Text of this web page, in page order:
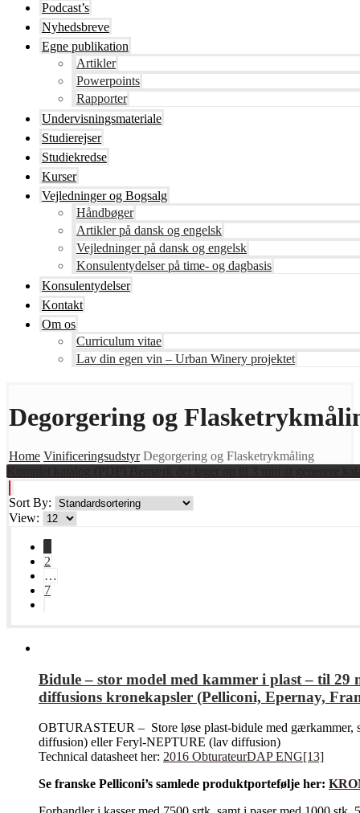
Podcast’s
Nyhedsbreve
Egne publikation
Artikler
Powerpoints
Rapporter
Undervisningsmateriale
Studierejser
Studiekredse
Kurser
Vejledninger og Bogsalg
Håndbøger
Artikler på dansk og engelsk
Vejledninger på dansk og engelsk
Konsulentydelser på time- og dagbasis
Konsulentydelser
Kontakt
Om os
Curriculum vitae
Lav din egen vin – Urban Winery projektet
Degorgering og
Home Vinificeringsudstyr Degorgering og Flasketrykmåling
Sort By:
View:
2
…
7
Bidule – stor model med kammer i plast – til 29
diffusions kronekapsler (Pelliconi, Epernay,
OBTURASTEUR – Store løse plast-bidule med gærkammer,
diffusion) eller Feryl-NEPTURE (lav diffusion)
Technical datasheet her: 2016 ObturateurDAP ENG[13]
Se franske Pelliconi’s samlede produktportefølje her: